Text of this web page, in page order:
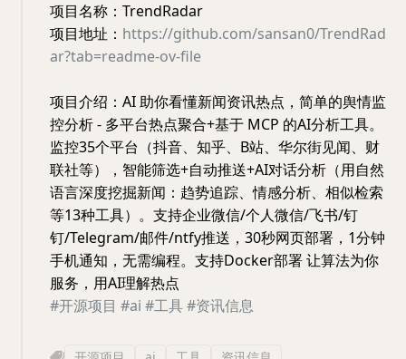
项目名称：TrendRadar
项目地址： https://github.com/sansan0/TrendRad
ar?tab=readme-ov-file
项目介绍：AI 助你看懂新闻资讯热点，简单的舆情监
控分析 - 多平台热点聚合+基于 MCP 的AI分析工具。
监控35个平台（抖音、知乎、B站、华尔街见闻、财
联社等），智能筛选+自动推送+AI对话分析（用自然
语言深度挖掘新闻：趋势追踪、情感分析、相似检索
等13种工具）。支持企业微信/个人微信/飞书/钉
钉/Telegram/邮件/ntfy推送，30秒网页部署，1分钟
手机通知，无需编程。支持Docker部署 让算法为你
服务，用AI理解热点
#开源项目 #ai #工具#资讯信息